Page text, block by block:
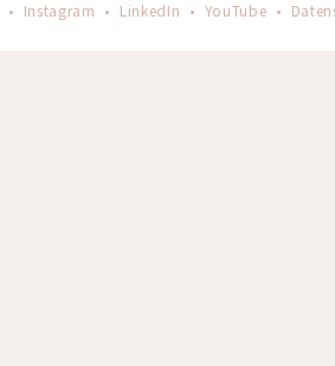
• Instagram • LinkedIn • YouTube •